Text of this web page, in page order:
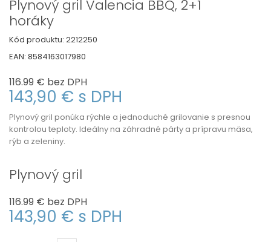
Plynový gril Valencia BBQ, 2+1
horáky
Kód produktu: 2212250
EAN: 8584163017980
116.99 € bez DPH
143,90 € s DPH
Plynový gril ponúka rýchle a jednoduché grilovanie s presnou
kontrolou teploty. Ideálny na záhradné párty a prípravu mäsa,
rýb a zeleniny.
Plynový gril
116.99 € bez DPH
143,90 € s DPH